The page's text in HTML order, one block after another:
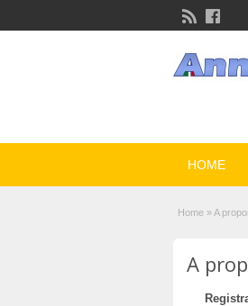
HOME
Home »A
A